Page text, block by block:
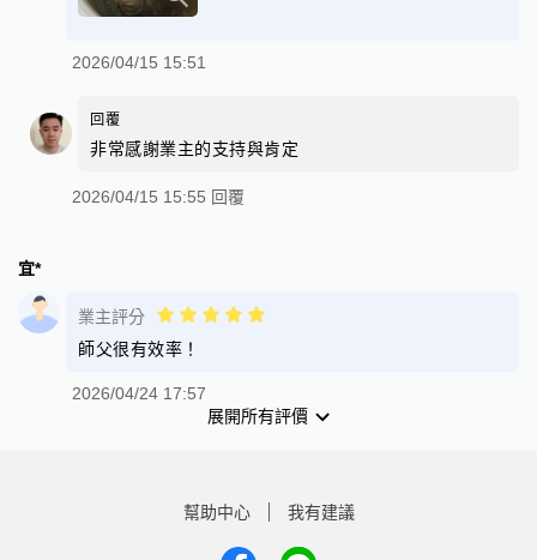
2026/04/15 15:51
回覆
非常感謝業主的支持與肯定
2026/04/15 15:55 回覆
宜*
業主評分
師父很有效率！
2026/04/24 17:57
展開所有評價
幫助中心 我有建議